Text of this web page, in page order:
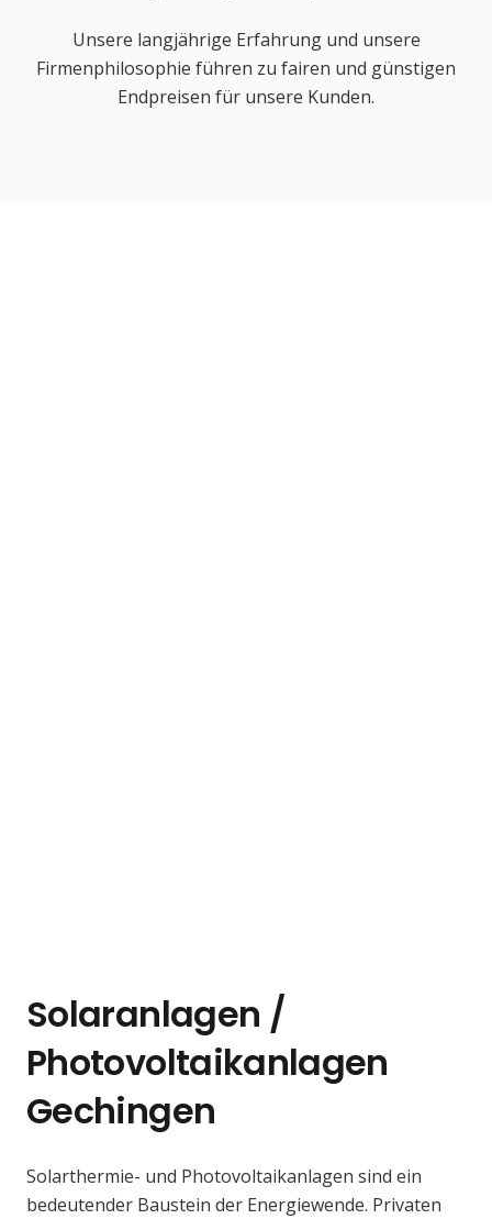
Unsere langjährige Erfahrung und unsere
Firmenphilosophie führen zu fairen und günstigen
Endpreisen für unsere Kunden.
Solaranlagen /
Photovoltaikanlagen
Gechingen
Solarthermie- und Photovoltaikanlagen sind ein
bedeutender Baustein der Energiewende. Privaten